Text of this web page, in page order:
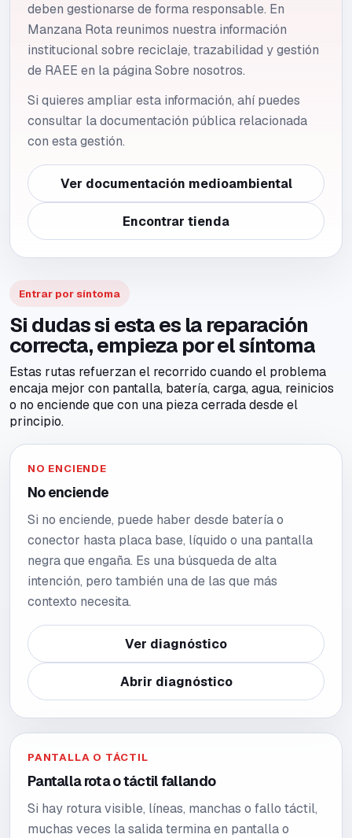
deben gestionarse de forma responsable. En
Manzana Rota reunimos nuestra información
institucional sobre reciclaje, trazabilidad y gestión
de RAEE en la página Sobre nosotros.
Si quieres ampliar esta información, ahí puedes
consultar la documentación pública relacionada
con esta gestión.
Ver documentación medioambiental
Encontrar tienda
Entrar por síntoma
Si dudas si esta es la reparación
correcta, empieza por el síntoma
Estas rutas refuerzan el recorrido cuando el problema
encaja mejor con pantalla, batería, carga, agua, reinicios
o no enciende que con una pieza cerrada desde el
principio.
NO ENCIENDE
No enciende
Si no enciende, puede haber desde batería o
conector hasta placa base, líquido o una pantalla
negra que engaña. Es una búsqueda de alta
intención, pero también una de las que más
contexto necesita.
Ver diagnóstico
Abrir diagnóstico
PANTALLA O TÁCTIL
Pantalla rota o táctil fallando
Si hay rotura visible, líneas, manchas o fallo táctil,
muchas veces la salida termina en pantalla o